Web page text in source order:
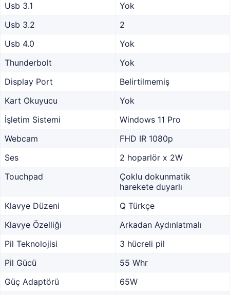
Usb 3.1
Yok
Usb 3.2
2
Usb 4.0
Yok
Thunderbolt
Yok
Display Port
Belirtilmemiş
Kart Okuyucu
Yok
İşletim Sistemi
Windows 11 Pro
Webcam
FHD IR 1080p
Ses
2 hoparlör x 2W
Touchpad
Çoklu dokunmatik
harekete duyarlı
Klavye Düzeni
Q Türkçe
Klavye Özelliği
Arkadan Aydınlatmalı
Pil Teknolojisi
3 hücreli pil
Pil Gücü
55 Whr
Güç Adaptörü
65W